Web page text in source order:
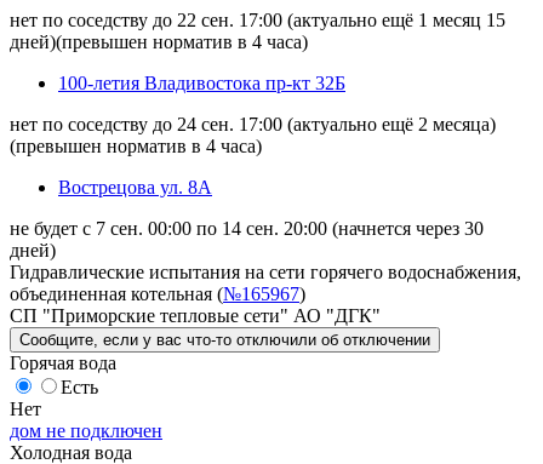
нет по соседству до 22 сен. 17:00 (актуально ещё 1 месяц 15
дней)(превышен норматив в 4 часа)
100-летия Владивостока пр-кт 32Б
нет по соседству до 24 сен. 17:00 (актуально ещё 2 месяца)
(превышен норматив в 4 часа)
Вострецова ул. 8А
не будет с 7 сен. 00:00 по 14 сен. 20:00 (начнется через 30
дней)
Гидравлические испытания на сети горячего водоснабжения,
объединенная котельная (№165967)
СП "Приморские тепловые сети" АО "ДГК"
Сообщите , если у вас что-то отключили об отключении
Горячая вода
Есть
Нет
дом не подключен
Холодная вода